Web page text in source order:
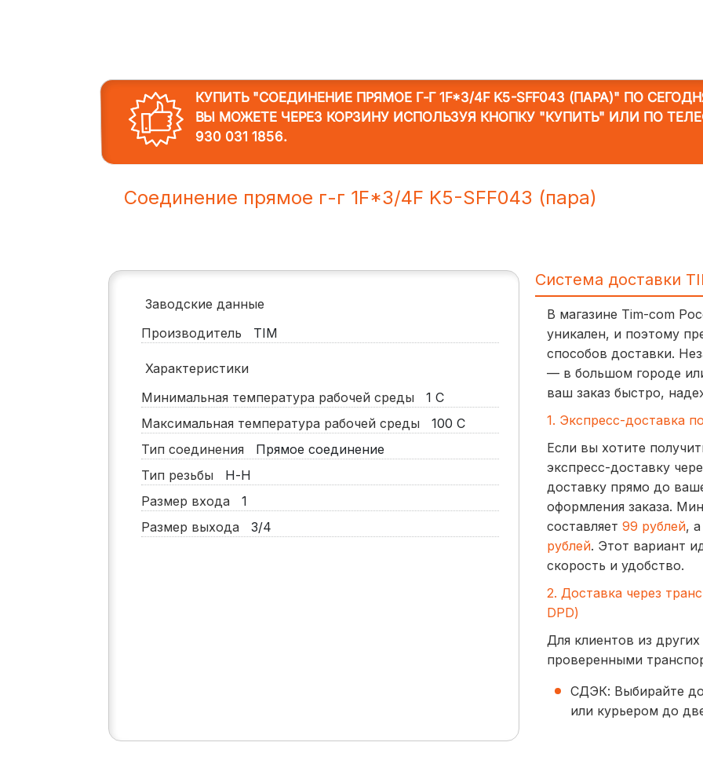
КУПИТЬ "СОЕДИНЕНИЕ ПРЯМОЕ Г-Г 1F*3/4F K5-SFF043 (ПАРА)"ПО
ВЫ МОЖЕТЕ ЧЕРЕЗ КОРЗИНУ ИСПОЛЬЗУЯ КНОПКУ "КУПИТЬ" ИЛИ ПО
930 031 1856.
Соединение прямое г-г 1F*3/4F K5-SFF043 (пара)
Заводские данные
Производитель
TIM
Характеристики
Минимальная температура рабочей среды
1 С
Максимальная температура рабочей среды
100 С
Тип соединения
Прямое соединение
Тип резьбы
Н-Н
Размер входа
1
Размер выхода
3/4
Система доставки
В магазине Tim-com
уникален, и поэтому
способов доставки.
— в большом городе
ваш заказ быстро,
1. Экспресс-доставка
Если вы хотите
экспресс-доставку
доставку прямо до
оформления заказа.
составляет 99 рублей,
рублей. Этот вариант
скорость и удобство.
2. Доставка через
DPD)
Для клиентов из
проверенными
СДЭК: Выбирайте
или курьером до